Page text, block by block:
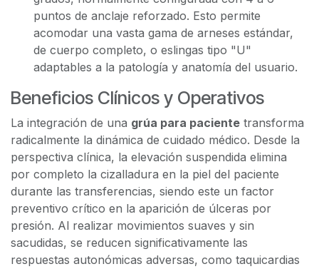
puntos de anclaje reforzado. Esto permite
acomodar una vasta gama de arneses estándar,
de cuerpo completo, o eslingas tipo "U"
adaptables a la patología y anatomía del usuario.
Beneficios Clínicos y Operativos
La integración de una grúa para paciente transforma
radicalmente la dinámica de cuidado médico. Desde la
perspectiva clínica, la elevación suspendida elimina
por completo la cizalladura en la piel del paciente
durante las transferencias, siendo este un factor
preventivo crítico en la aparición de úlceras por
presión. Al realizar movimientos suaves y sin
sacudidas, se reducen significativamente las
respuestas autonómicas adversas, como taquicardias